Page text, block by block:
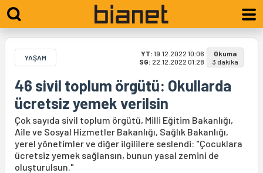
YAŞAM YT: 19.12.2022 10:06
SG: 22.12.2022 01:28
Okuma
3 dakika
46 sivil toplum örgütü: Okullarda
ücretsiz yemek verilsin
Çok sayıda sivil toplum örgütü, Milli Eğitim Bakanlığı,
Aile ve Sosyal Hizmetler Bakanlığı, Sağlık Bakanlığı,
yerel yönetimler ve diğer ilgililere seslendi: "Çocuklara
ücretsiz yemek sağlansın, bunun yasal zemini de
oluşturulsun."